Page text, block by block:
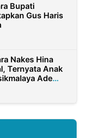
Bupati
Gus Haris
Nakes Hina
Ternyata Anak
Ade